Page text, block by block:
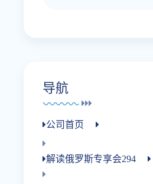
导航
公司首页
解读俄罗斯专享会294